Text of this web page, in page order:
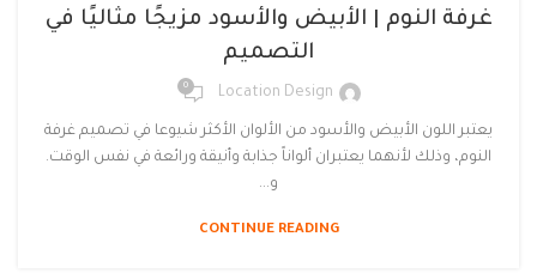
غرفة النوم | الأبيض والأسود مزيجًا مثاليًا في
التصميم
Location Design
0
يعتبر اللون الأبيض والأسود من الألوان الأكثر شيوعا في تصميم غرفة
النوم، وذلك لأنهما يعتبران ألواناً جذابة وأنيقة ورائعة في نفس الوقت.
و...
CONTINUE READING